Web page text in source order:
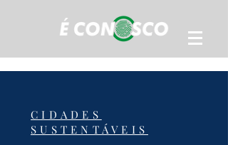
CIDADES
SUSTENTÁVEIS